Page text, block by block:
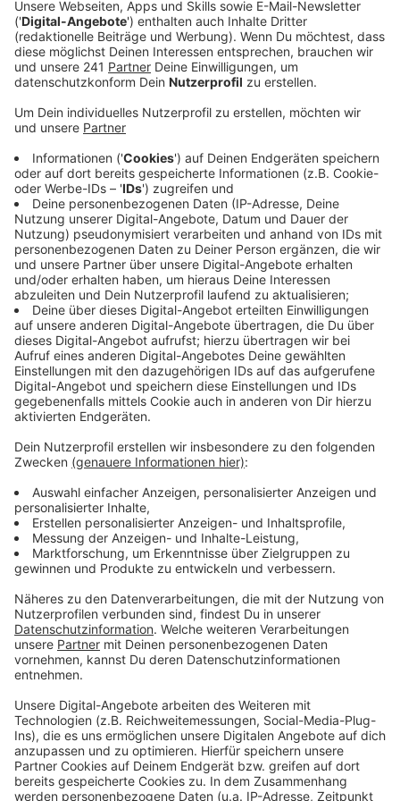
Veröffentlicht:Donnerstag, 25.07.2024 15:34
Anzeige
Das neue Einbürgerungsgesetz hat bei uns in der Stadt
für einen deutlichen Anstieg der Anfragen zur
Einbürgerung gesorgt. Durch das neue Gesetz können
Menschen schon nach fünf statt ursprünglich acht
Jahren die deutsche Staatsbürgerschaft bekommen.
Wenn sie sich gut in Deutschland integriert haben und
hier arbeiten. Auch eine doppelte Staatsangehörigkeit
ist ab jetzt möglich. Das hat zu einem wahren
Antragsturm geführt. Deshalb hat die Stadt mehr
Personal eingestellt, um die vielen Anträge
abzuarbeiten. Einen Bearbeitungsstau wird es laut der
Stadt aber wohl trotzdem geben. Die Stadt hat in
diesem Jahr schon über 500 neue Anträge bekommen.
Insgesamt haben sich aktuell 1.800 Anträge
Anzeige
Weitere Meldungen aus Leverkusen
Anzeige
So viel wurde in Leverkusen geradelt
Weniger Studenten in Leverkusen - das sind die
Gründe
Leverkusen: Kinder bauen sich ein "Zusammenland"
Anzeige